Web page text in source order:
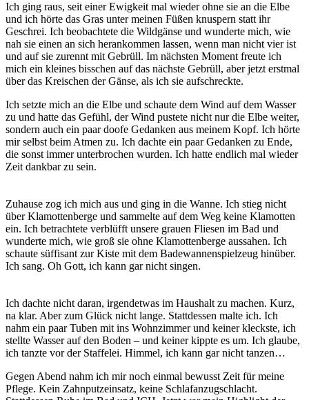
Ich ging raus, seit einer Ewigkeit mal wieder ohne sie an die Elbe
und ich hörte das Gras unter meinen Füßen knuspern statt ihr
Geschrei. Ich beobachtete die Wildgänse und wunderte mich, wie
nah sie einen an sich herankommen lassen, wenn man nicht vier ist
und auf sie zurennt mit Gebrüll. Im nächsten Moment freute ich
mich ein kleines bisschen auf das nächste Gebrüll, aber jetzt erstmal
über das Kreischen der Gänse, als ich sie aufschreckte.
Ich setzte mich an die Elbe und schaute dem Wind auf dem Wasser
zu und hatte das Gefühl, der Wind pustete nicht nur die Elbe weiter,
sondern auch ein paar doofe Gedanken aus meinem Kopf. Ich hörte
mir selbst beim Atmen zu. Ich dachte ein paar Gedanken zu Ende,
die sonst immer unterbrochen wurden. Ich hatte endlich mal wieder
Zeit dankbar zu sein.
Zuhause zog ich mich aus und ging in die Wanne. Ich stieg nicht
über Klamottenberge und sammelte auf dem Weg keine Klamotten
ein. Ich betrachtete verblüfft unsere grauen Fliesen im Bad und
wunderte mich, wie groß sie ohne Klamottenberge aussahen. Ich
schaute süffisant zur Kiste mit dem Badewannenspielzeug hinüber.
Ich sang. Oh Gott, ich kann gar nicht singen.
Ich dachte nicht daran, irgendetwas im Haushalt zu machen. Kurz,
na klar. Aber zum Glück nicht lange. Stattdessen malte ich. Ich
nahm ein paar Tuben mit ins Wohnzimmer und keiner kleckste, ich
stellte Wasser auf den Boden – und keiner kippte es um. Ich glaube,
ich tanzte vor der Staffelei. Himmel, ich kann gar nicht tanzen…
Gegen Abend nahm ich mir noch einmal bewusst Zeit für meine
Pflege. Kein Zahnputzeinsatz, keine Schlafanzugschlacht.